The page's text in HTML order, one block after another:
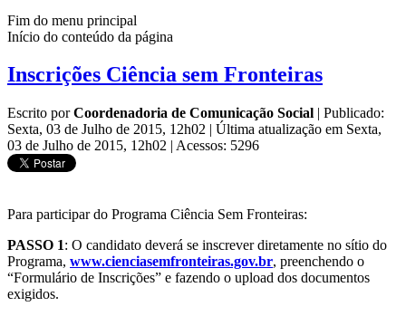
Fim do menu principal
Início do conteúdo da página
Inscrições Ciência sem Fronteiras
Escrito porCoordenadoria de Comunicação Social | Publicado:
Sexta, 03 de Julho de 2015, 12h02 | Última atualização em Sexta,
03 de Julho de 2015, 12h02 | Acessos: 5296
Para participar do Programa Ciência Sem Fronteiras:
PASSO 1: O candidato deverá se inscrever diretamente no sítio do
Programa, www.cienciasemfronteiras.gov.br, preenchendo o
“Formulário de Inscrições” e fazendo o upload dos documentos
exigidos.